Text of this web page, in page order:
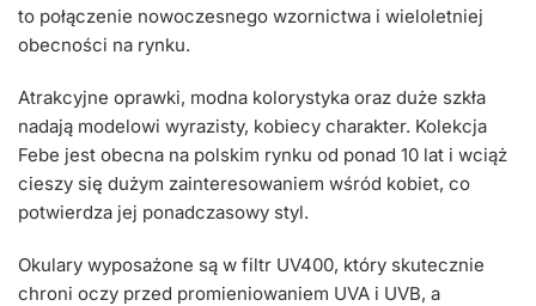
to połączenie nowoczesnego wzornictwa i wieloletniej
obecności na rynku.
Atrakcyjne oprawki, modna kolorystyka oraz duże szkła
nadają modelowi wyrazisty, kobiecy charakter. Kolekcja
Febe jest obecna na polskim rynku od ponad 10 lat i wciąż
cieszy się dużym zainteresowaniem wśród kobiet, co
potwierdza jej ponadczasowy styl.
Okulary wyposażone są w filtr UV400, który skutecznie
chroni oczy przed promieniowaniem UVA i UVB, a